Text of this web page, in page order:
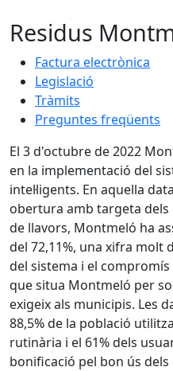
Residus
Factura electrònica
Legislació
Tràmits
Preguntes freqüents
El 3 d'octubre de 2022
en la implementació del
intel·ligents. En aquella
obertura amb targeta dels
de llavors, Montmeló ha
del 72,11%, una xifra molt
del sistema i el
que situa Montmeló per
exigeix als municipis. Les
88,5% de la població
rutinària i el 61% dels
bonificació pel bon ús